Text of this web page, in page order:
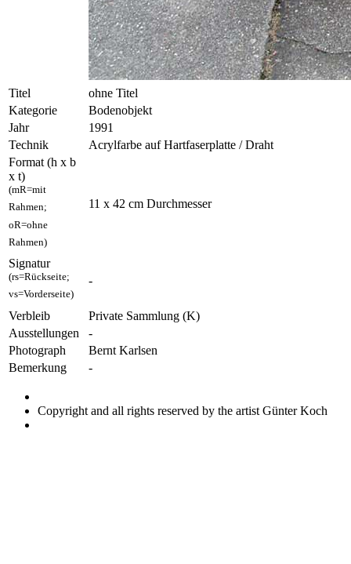
Titel
ohne Titel
Kategorie
Bodenobjekt
Jahr
1991
Technik
Acrylfarbe auf Hartfaserplatte / Draht
Format (h x b
x t)
(mR=mit
Rahmen;
oR=ohne
Rahmen)
11 x 42 cm Durchmesser
Signatur
(rs=Rückseite;
vs=Vorderseite)
-
Verbleib
Private Sammlung (K)
Ausstellungen
-
Photograph
Bernt Karlsen
Bemerkung
-
Copyright and all rights reserved by the artist Günter Koch